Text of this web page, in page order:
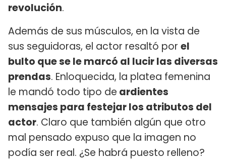
revolución.
Además de sus músculos, en la vista de
sus seguidoras, el actor resaltó por el
bulto que se le marcó al lucir las diversas
prendas. Enloquecida, la platea femenina
le mandó todo tipo de ardientes
mensajes para festejar los atributos del
actor. Claro que también algún que otro
mal pensado expuso que la imagen no
podía ser real. ¿Se habrá puesto relleno?